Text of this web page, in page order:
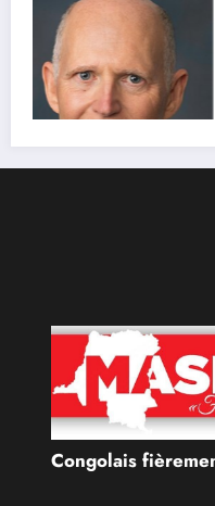
Frank Mwaka
cahiers aux
Kaziba,
6 août 2026
Congolais
Qui sommes-